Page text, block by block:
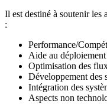
Il est destiné à soutenir les
:
Performance/
Aide au déploiement
Optimisation des
Développement des
Intégration des
Aspects non